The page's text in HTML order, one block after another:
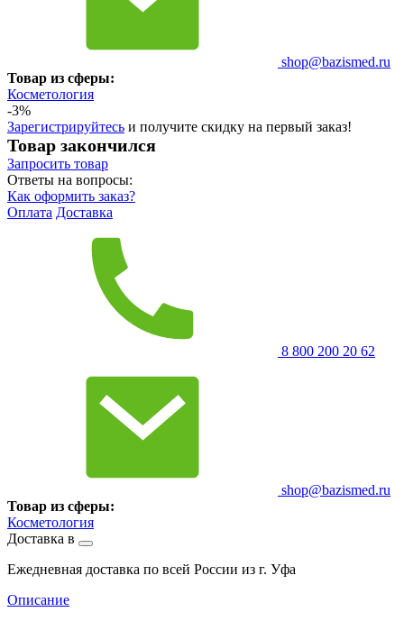
shop@bazismed.ru
Товар из сферы:
Косметология
-3%
Зарегистрируйтесь и получите скидку на первый заказ!
Товар закончился
Запросить товар
Ответы на вопросы:
Как оформить заказ?
Оплата Доставка
8 800 200 20 62
shop@bazismed.ru
Товар из сферы:
Косметология
Доставка в
Ежедневная доставка по всей России из г. Уфа
Описание